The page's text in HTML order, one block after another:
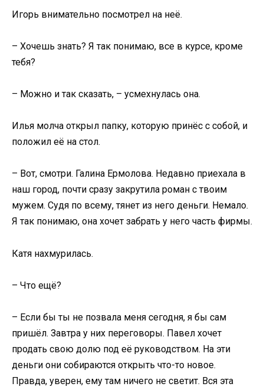
Игорь внимательно посмотрел на неё.
– Хочешь знать? Я так понимаю, все в курсе, кроме
тебя?
– Можно и так сказать, – усмехнулась она.
Илья молча открыл папку, которую принёс с собой, и
положил её на стол.
– Вот, смотри. Галина Ермолова. Недавно приехала в
наш город, почти сразу закрутила роман с твоим
мужем. Судя по всему, тянет из него деньги. Немало.
Я так понимаю, она хочет забрать у него часть фирмы.
Катя нахмурилась.
– Что ещё?
– Если бы ты не позвала меня сегодня, я бы сам
пришёл. Завтра у них переговоры. Павел хочет
продать свою долю под её руководством. На эти
деньги они собираются открыть что-то новое.
Правда, уверен, ему там ничего не светит. Вся эта